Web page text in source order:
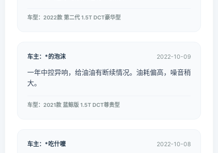
车型：2022款 第二代 1.5T DCT豪华型
车主：*的泡沫 2022-10-09
一年中控异响，给油油有断续情况。油耗偏高，噪音稍
大。
车型：2021款 蓝鲸版 1.5T DCT尊贵型
车主：*吃什嚒 2022-10-08